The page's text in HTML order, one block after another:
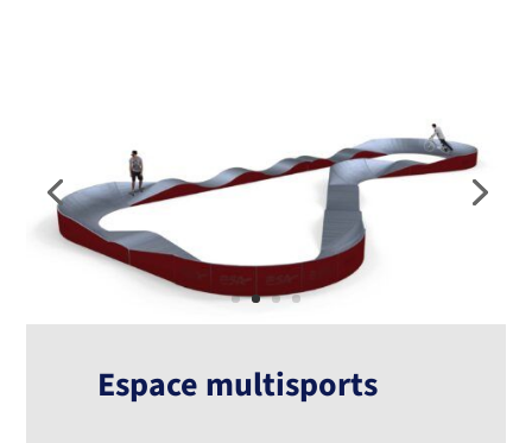
Espace multisports